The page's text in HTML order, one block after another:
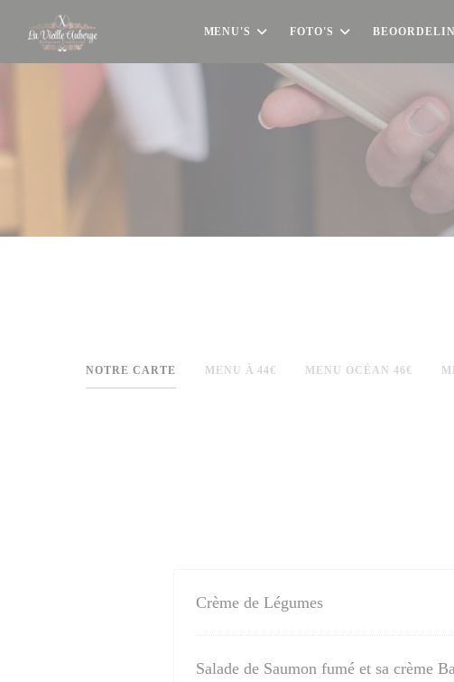
MENU'S FOTO'S
NOTRE CARTE MENU À 44€ MENU OCÉAN 46€
Crème de Légumes
Salade de Saumon fumé et sa crème